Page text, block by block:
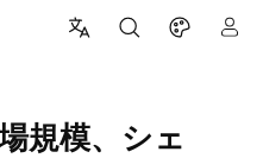
規模、シェ